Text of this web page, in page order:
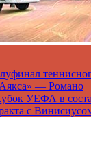
— Романо
УЕФА в
с